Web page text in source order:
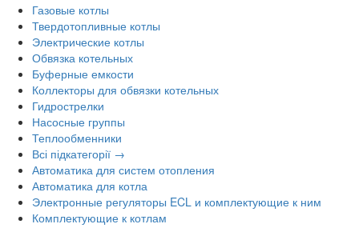
Газовые котлы
Твердотопливные котлы
Электрические котлы
Обвязка котельных
Буферные емкости
Коллекторы для обвязки котельных
Гидрострелки
Насосные группы
Теплообменники
Всі підкатегорії →
Автоматика для систем отопления
Автоматика для котла
Электронные регуляторы ECL и комплектующие к ним
Комплектующие к котлам